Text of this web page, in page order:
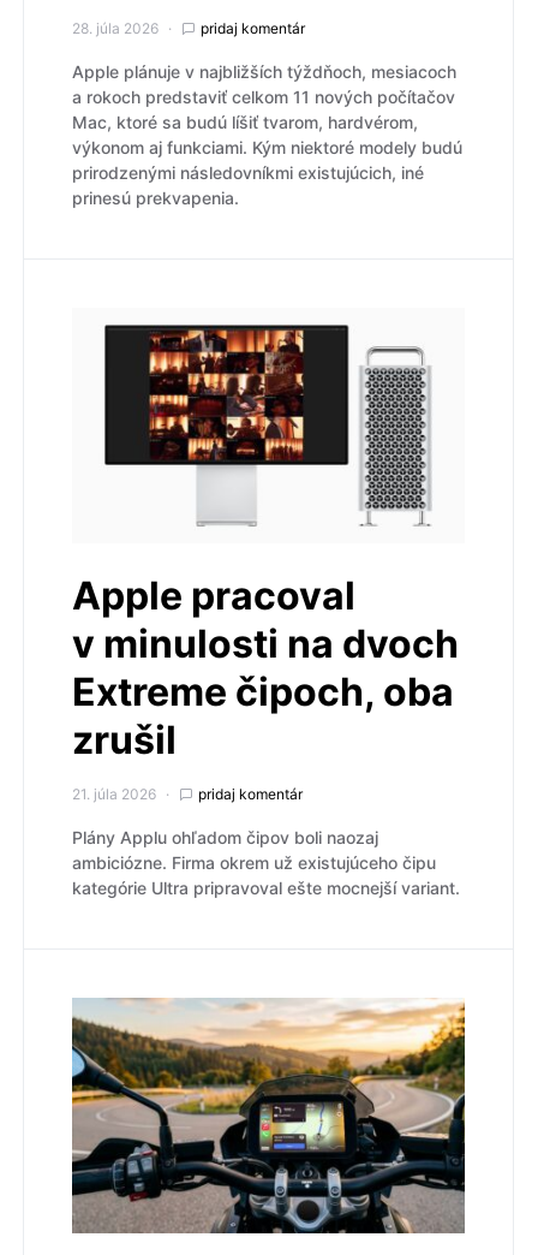
28. júla 2026 pridaj komentár
Apple plánuje v najbližších týždňoch, mesiacoch
a rokoch predstaviť celkom 11 nových počítačov
Mac, ktoré sa budú líšiť tvarom, hardvérom,
výkonom aj funkciami. Kým niektoré modely budú
prirodzenými následovníkmi existujúcich, iné
prinesú prekvapenia.
Apple pracoval
v minulosti na dvoch
Extreme čipoch, oba
zrušil
21. júla 2026 pridaj komentár
Plány Applu ohľadom čipov boli naozaj
ambiciózne. Firma okrem už existujúceho čipu
kategórie Ultra pripravoval ešte mocnejší variant.